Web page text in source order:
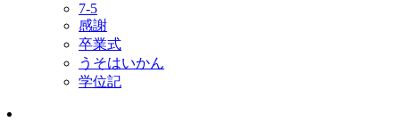
7-5
感謝
卒業式
うそはいかん
学位記